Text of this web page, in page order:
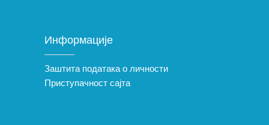
Информације
Заштита података о личности
Приступачност сајта